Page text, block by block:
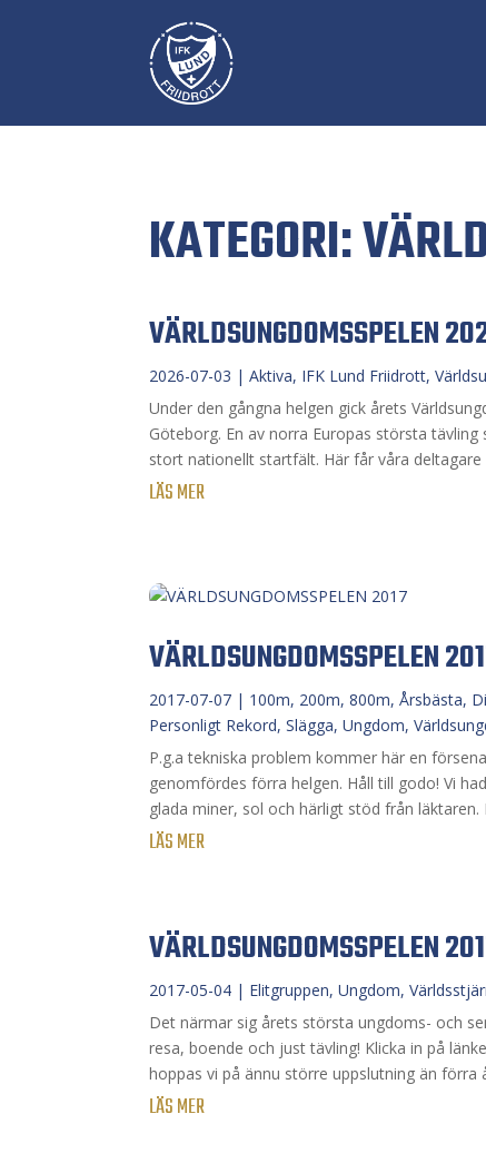
KATEGORI:
VÄRLDSUNGDOMSSPELEN
2026-07-03 |Aktiva, IFK Lund Friidrott,
Under den gångna helgen gick årets
Göteborg. En av norra Europas största
stort nationellt startfält. Här får våra deltagare
LÄS MER
VÄRLDSUNGDOMSSPELEN
2017-07-07 | 100m, 200m,800m,Årsbästa,
Personligt Rekord,Slägga,Ungdom,
P.g.a tekniska problem kommer här en
genomfördes förra helgen. Håll till godo! Vi
glada miner, sol och härligt stöd från läktaren.
LÄS MER
VÄRLDSUNGDOMSSPELEN
2017-05-04 | Elitgruppen,Ungdom,
Det närmar sig årets största ungdoms- och
resa, boende och just tävling! Klicka in på
hoppas vi på ännu större uppslutning än förra
LÄS MER